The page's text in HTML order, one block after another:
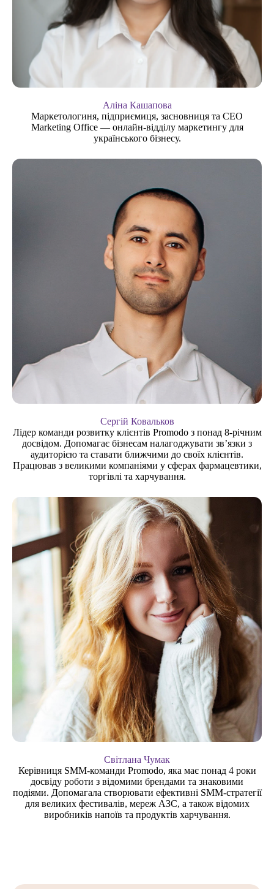
Аліна Кашапова
Маркетологиня, підприємиця, засновниця та СЕО
Marketing Office — онлайн-відділу маркетингу для
українського бізнесу.
Сергій Ковальков
Лідер команди розвитку клієнтів Promodo з понад 8-річним
досвідом. Допомагає бізнесам налагоджувати зв’язки з
аудиторією та ставати ближчими до своїх клієнтів.
Працював з великими компаніями у сферах фармацевтики,
торгівлі та харчування.
Світлана Чумак
Керівниця SMM-команди Promodo, яка має понад 4 роки
досвіду роботи з відомими брендами та знаковими
подіями. Допомагала створювати ефективні SMM-стратегії
для великих фестивалів, мереж АЗС, а також відомих
виробників напоїв та продуктів харчування.